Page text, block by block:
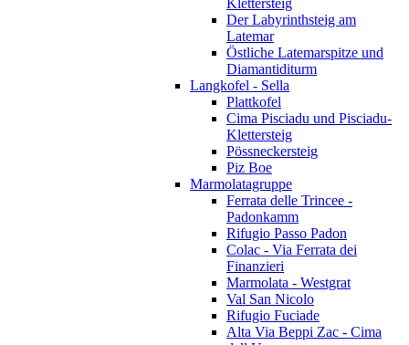
Klettersteig
Der Labyrinthsteig am
Latemar
Östliche Latemarspitze und
Diamantiditurm
Langkofel - Sella
Plattkofel
Cima Pisciadu und Pisciadu-
Klettersteig
Pössneckersteig
Piz Boe
Marmolatagruppe
Ferrata delle Trincee -
Padonkamm
Rifugio Passo Padon
Colac - Via Ferrata dei
Finanzieri
Marmolata - Westgrat
Val San Nicolo
Rifugio Fuciade
Alta Via Beppi Zac - Cima